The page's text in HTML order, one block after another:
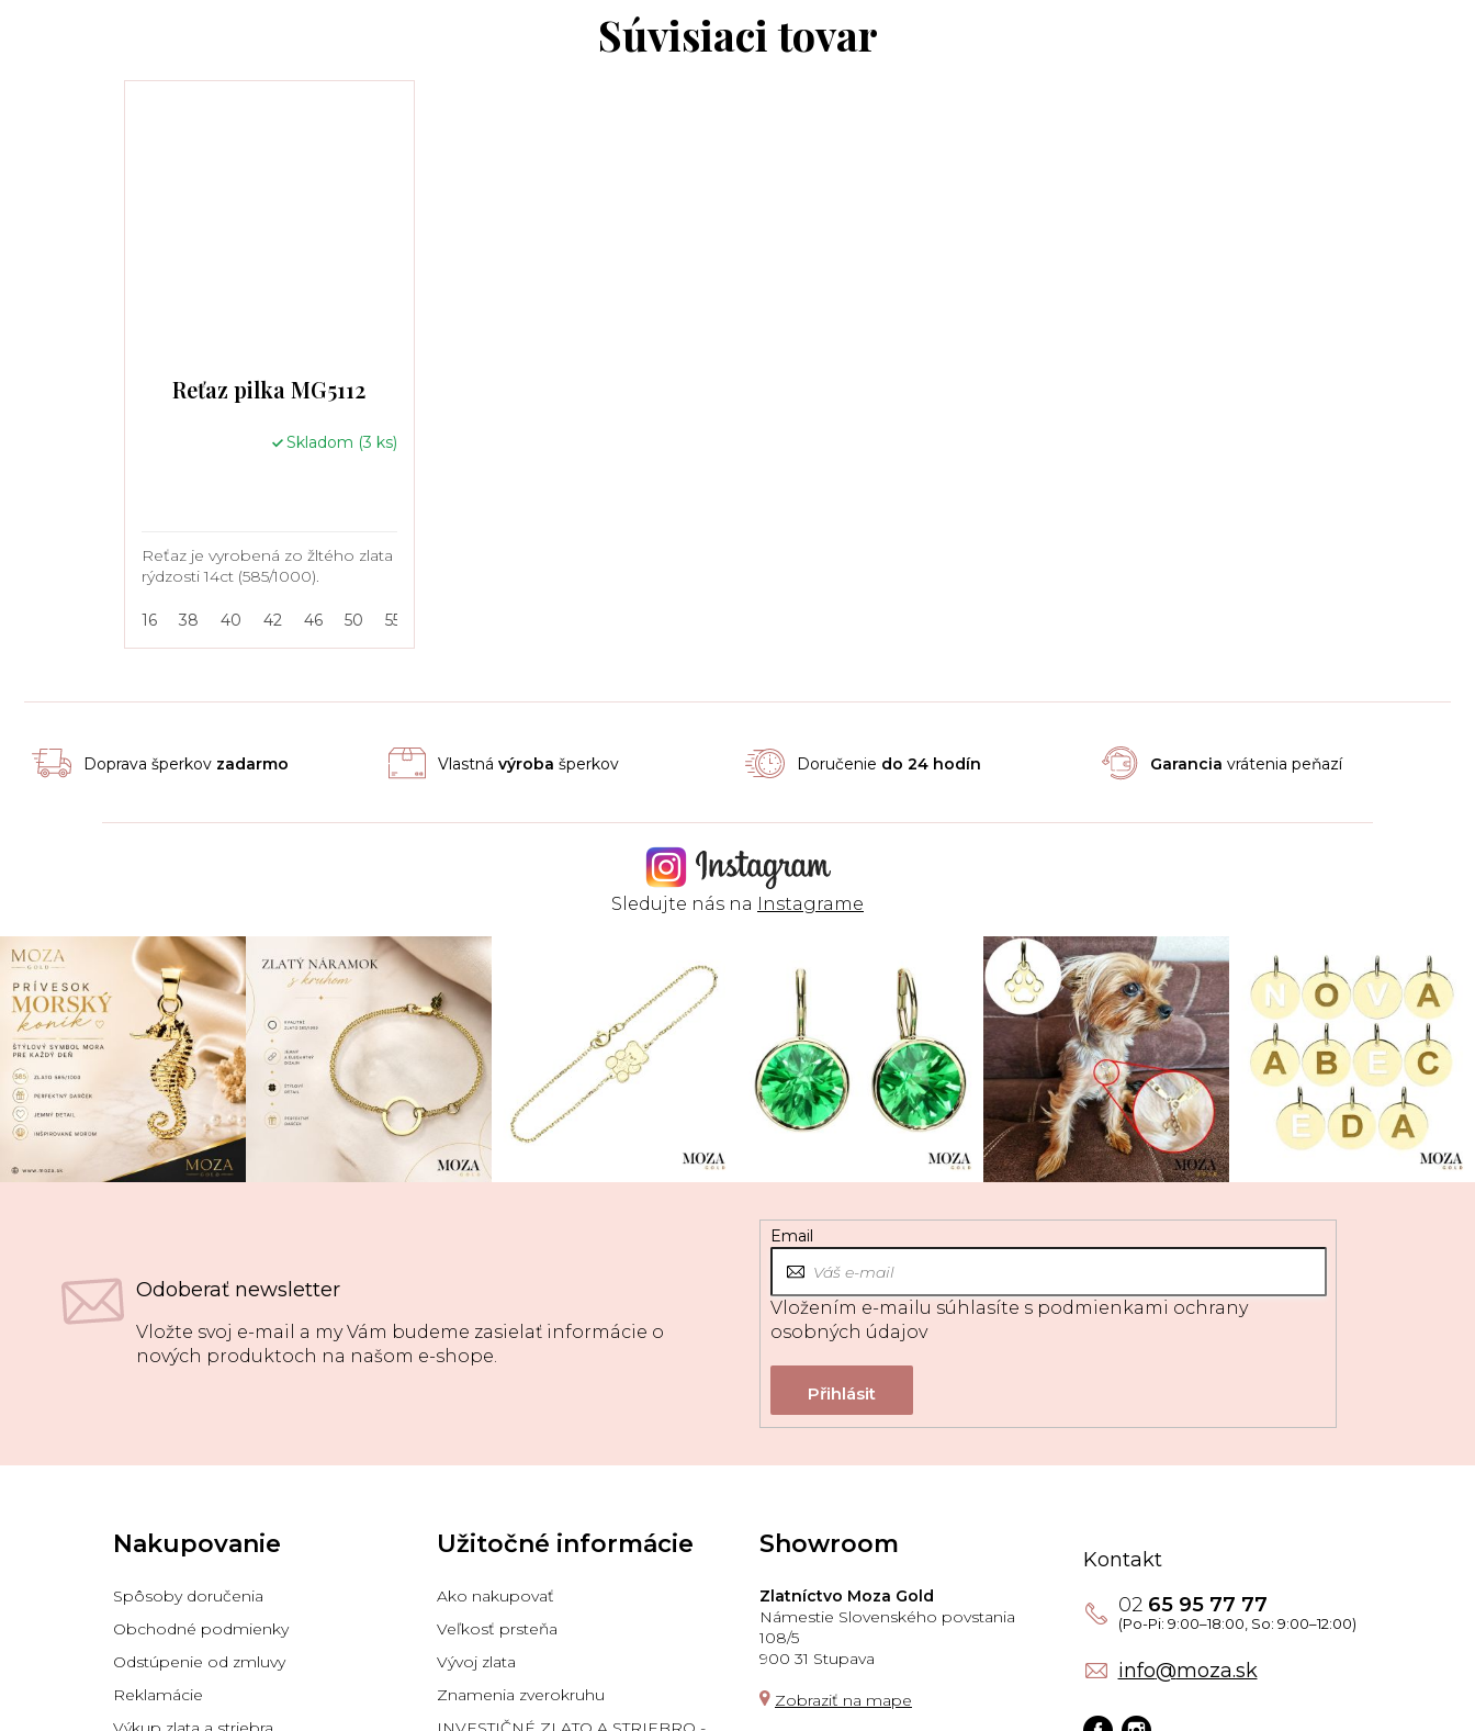
Súvisiaci tovar
Reťaz pilka MG5112
Skladom (3 ks)
Reťaz je vyrobená zo žltého zlata
rýdzosti 14ct (585/1000).
16 38 40 42 46 50 55
Doprava šperkov zadarmo Vlastná výroba šperkov Doručenie do 24 hodín Garancia vrátenia peňazí
Sledujte nás na Instagrame
Odoberať newsletter
Vložte svoj e-mail a my Vám budeme zasielať informácie o
nových produktoch na našom e-shope.
Email
Vložením e-mailu súhlasíte s podmienkami ochrany
osobných údajov
Z
Nakupovanie
Spôsoby doručenia
Obchodné podmienky
Odstúpenie od zmluvy
Reklamácie
Užitočné informácie
Ako nakupovať
Veľkosť prsteňa
Vývoj zlata
Znamenia zverokruhu
Showroom
Zlatníctvo Moza Gold
Námestie Slovenského povstania
108/5
900 31 Stupava
Zobraziť na mape
Kontakt
info@moza.sk
0265 95 77 77